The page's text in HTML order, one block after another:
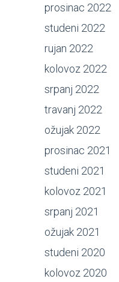
prosinac 2022
studeni 2022
rujan 2022
kolovoz 2022
srpanj 2022
travanj 2022
ožujak 2022
prosinac 2021
studeni 2021
kolovoz 2021
srpanj 2021
ožujak 2021
studeni 2020
kolovoz 2020